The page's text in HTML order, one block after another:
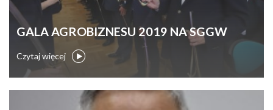
GALA AGROBIZNESU 2019 NA SGGW
Czytaj więcej